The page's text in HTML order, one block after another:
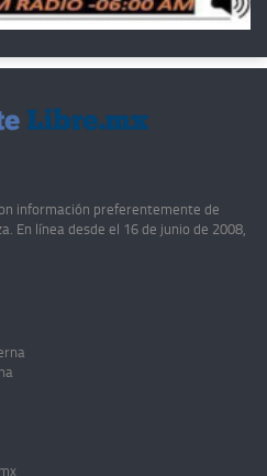
información preferentemente de
En línea desde el 16 de junio de 2008,